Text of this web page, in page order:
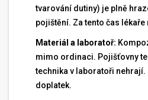
tvarování dutiny) je plně
pojištění. Za tento čas lékaře
Materiál a laboratoř:
mimo ordinaci. Pojišťovny
technika v laboratoři nehrají.
doplatek.